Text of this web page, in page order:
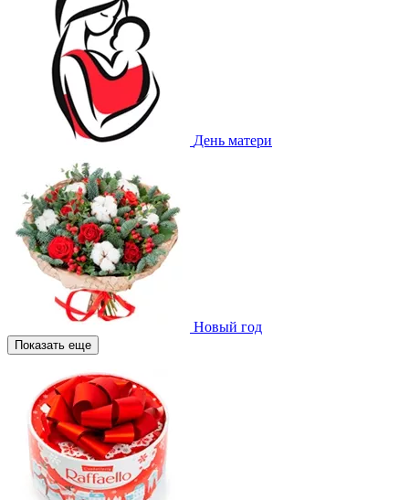
День матери
Новый год
Показать еще